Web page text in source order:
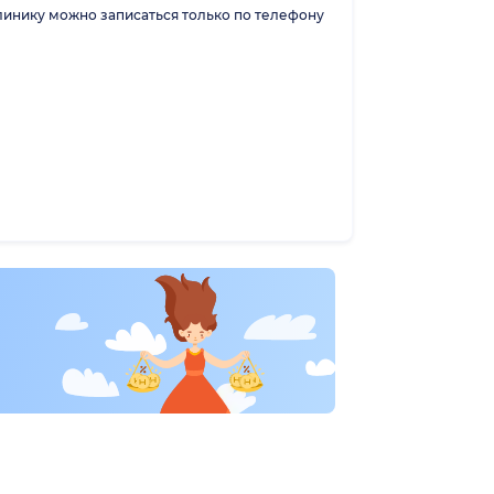
можно записаться только по телефону